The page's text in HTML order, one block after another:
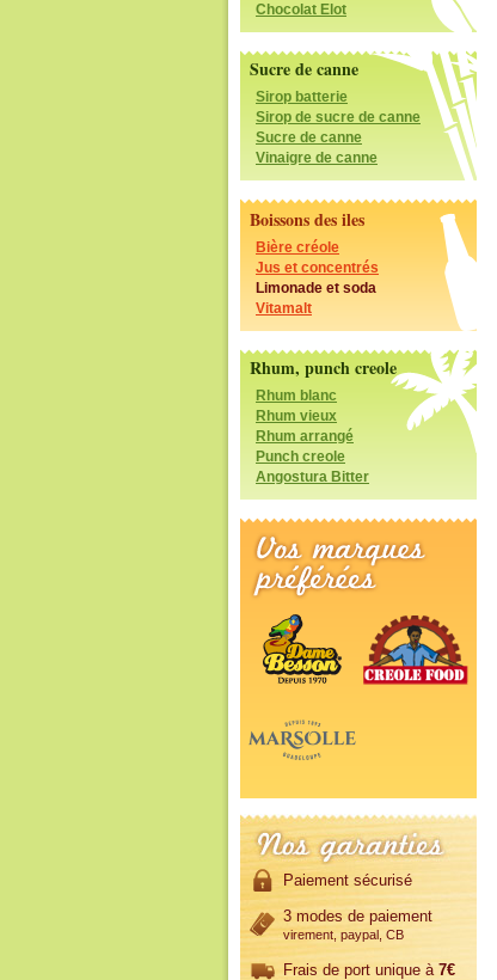
Chocolat Elot
Sucre de canne
Sirop batterie
Sirop de sucre de canne
Sucre de canne
Vinaigre de canne
Boissons des iles
Bière créole
Jus et concentrés
Limonade et soda
Vitamalt
Rhum, punch creole
Rhum blanc
Rhum vieux
Rhum arrangé
Punch creole
Angostura Bitter
Paiement sécurisé
3 modes de paiement
virement, paypal, CB
Frais de port unique à 7€